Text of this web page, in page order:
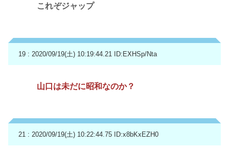
これぞジャップ
19 : 2020/09/19(土) 10:19:44.21 ID:EXHSp/Nta
山口は未だに昭和なのか？
21 : 2020/09/19(土) 10:22:44.75 ID:x8bKxEZH0